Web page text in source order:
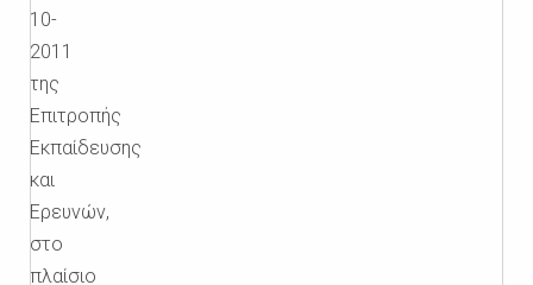
10-
2011
της
Επιτροπής
Εκπαίδευσης
και
Ερευνών,
στο
πλαίσιο